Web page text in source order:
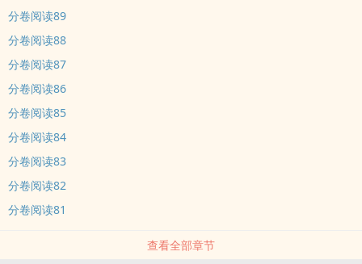
分卷阅读89
分卷阅读88
分卷阅读87
分卷阅读86
分卷阅读85
分卷阅读84
分卷阅读83
分卷阅读82
分卷阅读81
查看全部章节